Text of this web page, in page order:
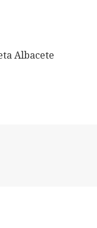
Albacete